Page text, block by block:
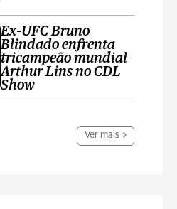
Ex-UFC Bruno
Blindado enfrenta
tricampeão mundial
Arthur Lins no CDL
Show
Ver mais